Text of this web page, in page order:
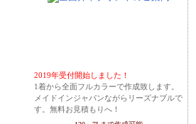
2019年受付開始しました！
1着から全面フルカラーで作成致します。
メイドインジャパンながらリーズナブルで
す。無料お見積もりへ！